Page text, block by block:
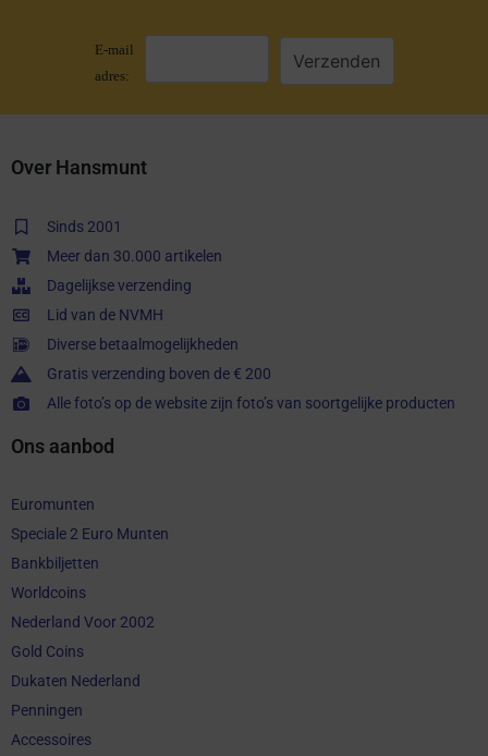
E-mail
adres:
Over Hansmunt
Sinds 2001
Meer dan 30.000 artikelen
Dagelijkse verzending
Lid van de NVMH
Diverse betaalmogelijkheden
Gratis verzending boven de € 200
Alle foto’s op de website zijn foto’s van soortgelijke producten
Ons aanbod
Euromunten
Speciale 2 Euro Munten
Bankbiljetten
Worldcoins
Nederland Voor 2002
Gold Coins
Dukaten Nederland
Penningen
Accessoires